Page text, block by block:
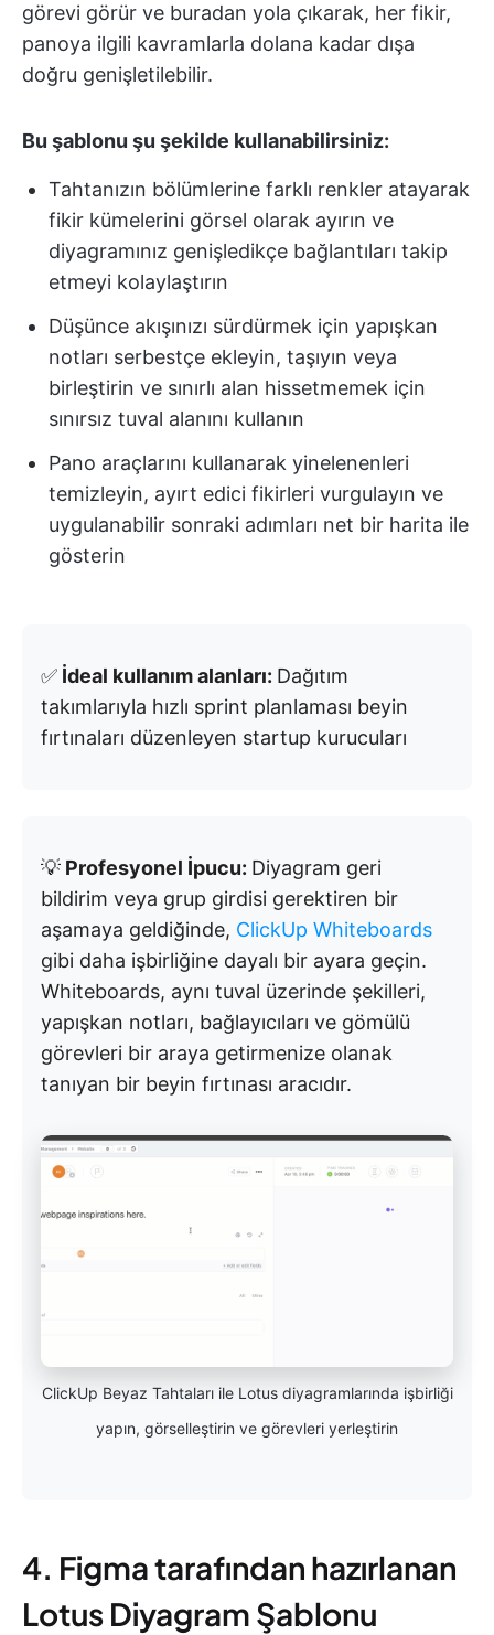
görevi görür ve buradan yola çıkarak, her fikir,
panoya ilgili kavramlarla dolana kadar dışa
doğru genişletilebilir.
Bu şablonu şu şekilde kullanabilirsiniz:
Tahtanızın bölümlerine farklı renkler atayarak
fikir kümelerini görsel olarak ayırın ve
diyagramınız genişledikçe bağlantıları takip
etmeyi kolaylaştırın
Düşünce akışınızı sürdürmek için yapışkan
notları serbestçe ekleyin, taşıyın veya
birleştirin ve sınırlı alan hissetmemek için
sınırsız tuval alanını kullanın
Pano araçlarını kullanarak yinelenenleri
temizleyin, ayırt edici fikirleri vurgulayın ve
uygulanabilir sonraki adımları net bir harita ile
gösterin
✅ İdeal kullanım alanları: Dağıtım
takımlarıyla hızlı sprint planlaması beyin
fırtınaları düzenleyen startup kurucuları
💡 Profesyonel İpucu: Diyagram geri
bildirim veya grup girdisi gerektiren bir
aşamaya geldiğinde, ClickUp Whiteboards
gibi daha işbirliğine dayalı bir ayara geçin.
Whiteboards, aynı tuval üzerinde şekilleri,
yapışkan notları, bağlayıcıları ve gömülü
görevleri bir araya getirmenize olanak
tanıyan bir beyin fırtınası aracıdır.
ClickUp Beyaz Tahtaları ile Lotus diyagramlarında işbirliği
yapın, görselleştirin ve görevleri yerleştirin
4. Figma tarafından hazırlanan
Lotus Diyagram Şablonu